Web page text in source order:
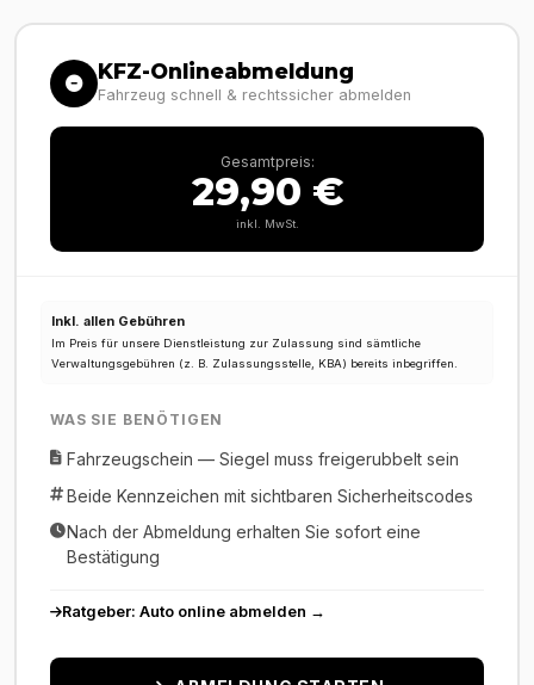
KFZ-Onlineabmeldung
Fahrzeug schnell & rechtssicher abmelden
Gesamtpreis:
29,90 €
inkl. MwSt.
Inkl. allen Gebühren
Im Preis für unsere Dienstleistung zur Zulassung sind sämtliche
Verwaltungsgebühren (z. B. Zulassungsstelle, KBA) bereits inbegriffen.
WAS SIE BENÖTIGEN
Fahrzeugschein — Siegel muss freigerubbelt sein
Beide Kennzeichen mit sichtbaren Sicherheitscodes
Nach der Abmeldung erhalten Sie sofort eine
Bestätigung
Ratgeber: Auto online abmelden →